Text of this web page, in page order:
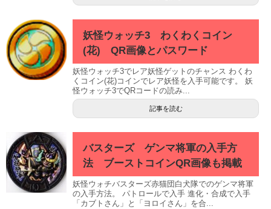
妖怪ウォッチ3 わくわくコイン
(花) QR画像とパスワード
妖怪ウォッチ3でレア妖怪ゲットのチャンス わくわ
くコイン(花)コインでレア妖怪を入手可能です。 妖
怪ウォッチ3でQRコードの読み...
記事を読む
バスターズ ゲンマ将軍の入手方
法 ブーストコインQR画像も掲載
妖怪ウォチバスターズ赤猫団白犬隊でのゲンマ将軍
の入手方法。 パトロールで入手 進化・合成で入手
「カブトさん」と「ヨロイさん」を合...